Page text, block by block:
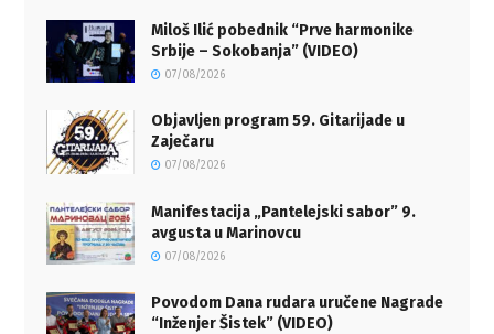
Miloš Ilić pobednik “Prve harmonike
Srbije – Sokobanja” (VIDEO)
07/08/2026
Objavljen program 59. Gitarijade u
Zaječaru
07/08/2026
Manifestacija „Pantelejski sabor” 9.
avgusta u Marinovcu
07/08/2026
Povodom Dana rudara uručene Nagrade
“Inženjer Šistek” (VIDEO)